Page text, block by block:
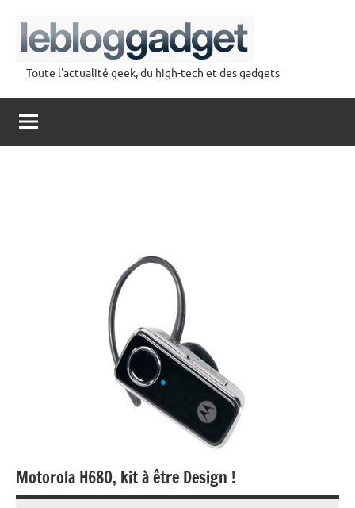
contenu
lebloggadget
Toute l'actualité geek, du high-tech et des gadgets
Motorola H680, kit à être Design !